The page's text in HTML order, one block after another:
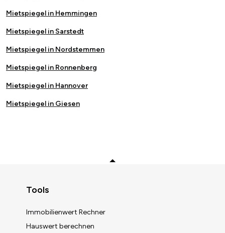
Mietspiegel in Hemmingen
Mietspiegel in Sarstedt
Mietspiegel in Nordstemmen
Mietspiegel in Ronnenberg
Mietspiegel in Hannover
Mietspiegel in Giesen
Tools
Immobilienwert Rechner
Hauswert berechnen